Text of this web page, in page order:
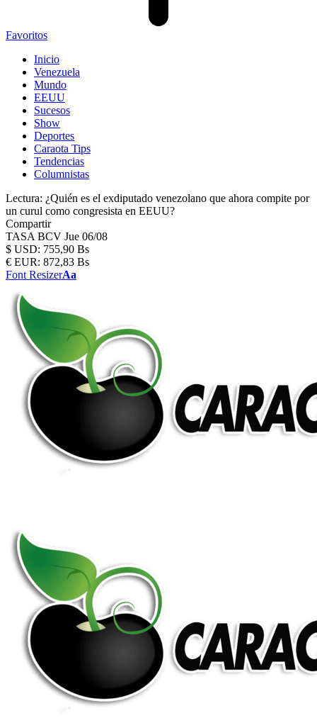
Favoritos
Inicio
Venezuela
Mundo
EEUU
Sucesos
Show
Deportes
Caraota Tips
Tendencias
Columnistas
Lectura: ¿Quién es el exdiputado venezolano que ahora compite por
un curul como congresista en EEUU?
Compartir
TASA BCV Jue 06/08
$ USD: 755,90 Bs
€ EUR: 872,83 Bs
Font ResizerAa